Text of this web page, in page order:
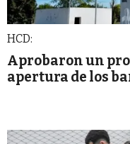
HCD:
Aprobaron un
apertura de los